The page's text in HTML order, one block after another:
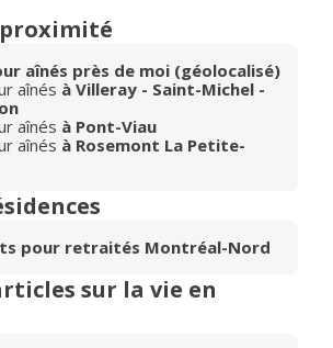
proximité
aînés près de moi (géolocalisé)
aînés à Villeray - Saint-Michel -
aînés à Pont-Viau
aînés à Rosemont La Petite-
pour retraités Montréal-Nord
sur la vie en